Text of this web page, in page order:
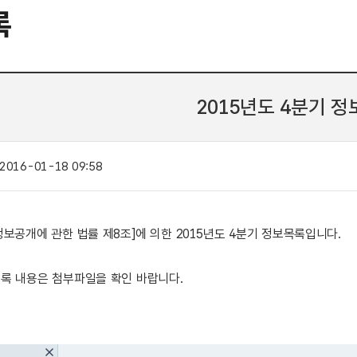
2015년도 4분기 정
2016-01-18 09:58
보공개에 관한 법률 제8조]에 의한 2015년도 4분기 정보목록입니다.
내용은 첨부파일을 확인 바랍니다.